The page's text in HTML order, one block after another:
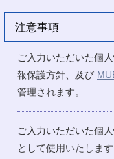
注意事項
ご入力いただいた個
報保護方針、及び
管理されます。
ご入力いただいた個
として使用いたしま